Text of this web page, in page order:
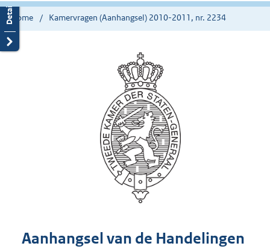
Home Kamervragen (Aanhangsel) 2010-2011, nr. 2234
Aanhangsel van de Handelingen